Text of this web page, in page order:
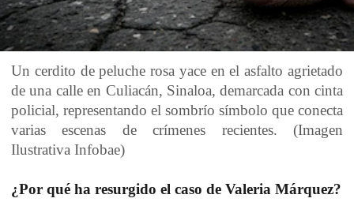
Un cerdito de peluche rosa yace en el asfalto agrietado
de una calle en Culiacán, Sinaloa, demarcada con cinta
policial, representando el sombrío símbolo que conecta
varias escenas de crímenes recientes. (Imagen
Ilustrativa Infobae)
¿Por qué ha resurgido el caso de Valeria Márquez?